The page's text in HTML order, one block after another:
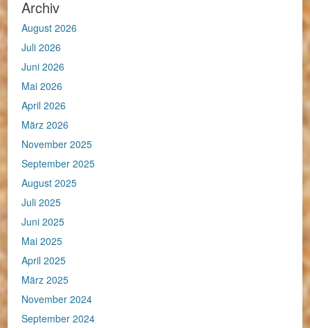
Archiv
August 2026
Juli 2026
Juni 2026
Mai 2026
April 2026
März 2026
November 2025
September 2025
August 2025
Juli 2025
Juni 2025
Mai 2025
April 2025
März 2025
November 2024
September 2024